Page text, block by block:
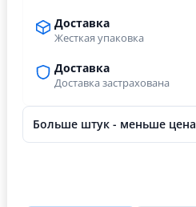
Доставка
Жесткая упаковка
Доставка
Доставка застрахована
Больше штук - меньше цена